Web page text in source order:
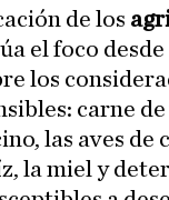
de los
el foco
los
carne de
las aves de
la miel y